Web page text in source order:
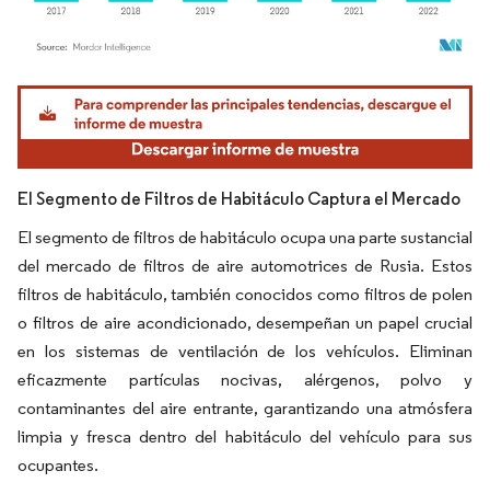
Imagen © Mordor Intelligence. El uso requiere atribución según CC BY 4.0.
El Segmento de Filtros de Habitáculo Captura el Mercado
El segmento de filtros de habitáculo ocupa una parte sustancial
del mercado de filtros de aire automotrices de Rusia. Estos
filtros de habitáculo, también conocidos como filtros de polen
o filtros de aire acondicionado, desempeñan un papel crucial
en los sistemas de ventilación de los vehículos. Eliminan
eficazmente partículas nocivas, alérgenos, polvo y
contaminantes del aire entrante, garantizando una atmósfera
limpia y fresca dentro del habitáculo del vehículo para sus
ocupantes.